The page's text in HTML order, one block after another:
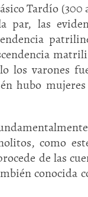
Tardío (300
par, las
los varones
hubo mujeres
como
de las
conocida